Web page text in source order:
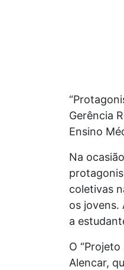
Gerência
Ensino
Na
coletivas
os jovens.
a
O
Alencar,